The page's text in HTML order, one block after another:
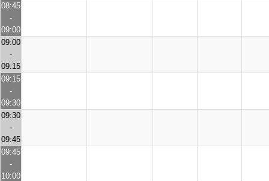
08:45
-
09:00
09:00
-
09:15
09:15
-
09:30
09:30
-
09:45
09:45
-
10:00